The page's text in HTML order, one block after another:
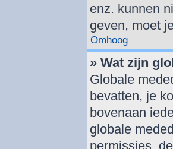
enz. kunnen
geven, moet
Omhoog
» Wat zijn
Globale
bevatten, je
bovenaan
globale
permissies,